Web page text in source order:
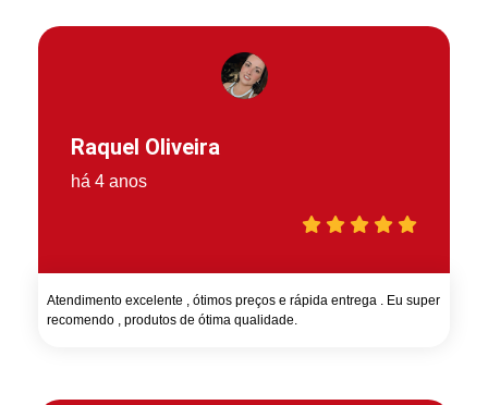
Raquel Oliveira
há 4 anos
Atendimento excelente , ótimos preços e rápida entrega . Eu super
recomendo , produtos de ótima qualidade.